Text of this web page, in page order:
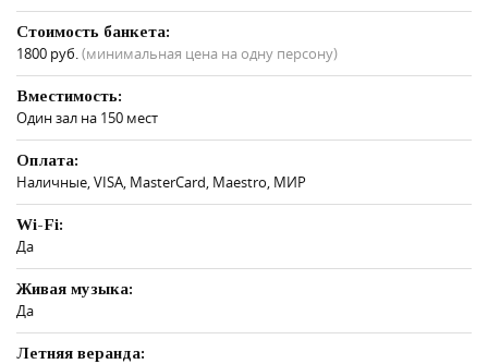
Стоимость банкета:
1800 руб.(минимальная цена на одну персону)
Вместимость:
Один зал на 150 мест
Оплата:
Наличные, VISA, MasterCard, Maestro, МИР
Wi-Fi:
Да
Живая музыка:
Да
Летняя веранда: